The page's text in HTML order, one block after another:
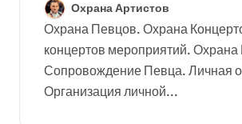
Охрана Артистов
Охрана Певцов. Охрана Концертов. Охрана
концертов мероприятий. Охрана
Сопровождение Певца. Личная
Организация личной...